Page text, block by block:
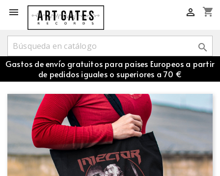
 shopping_cart


Gastos de envío gratuitos para paises Europeos a partir
de pedidos iguales o superiores a 70 €